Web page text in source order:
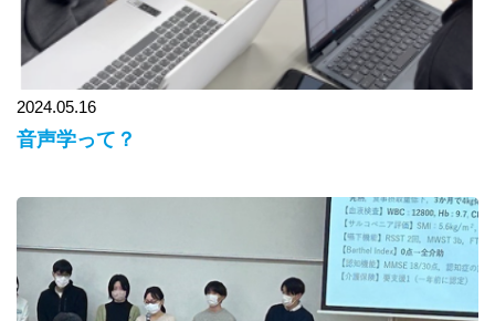
2024.05.16
音声学って？